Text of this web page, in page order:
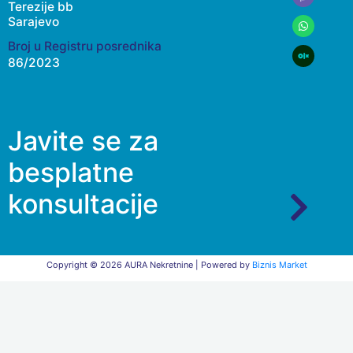
Terezije bb
Sarajevo
Broj u Registru posrednika
86/2023
Javite se za
besplatne
konsultacije
Copyright © 2026 AURA Nekretnine | Powered by Biznis Market